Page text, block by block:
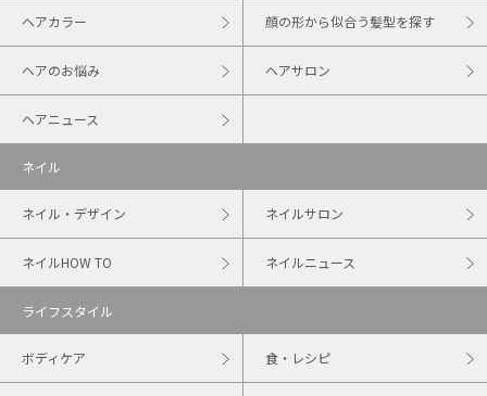
ヘアカラー 顔の形から似合う髪型を探す
ヘアのお悩み ヘアサロン
ヘアニュース
ネイル
ネイル・デザイン ネイルサロン
ネイルHOW TO ネイルニュース
ライフスタイル
ボディケア 食・レシピ